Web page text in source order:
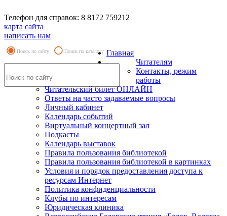
Телефон для справок: 8 8172 759212
карта сайта
написать нам
Поиск по сайту Поиск по каталогу Главная
Читателям
Контакты, режим
работы
Читательский билет ОНЛАЙН
Ответы на часто задаваемые вопросы
Личный кабинет
Календарь событий
Виртуальный концертный зал
Подкасты
Календарь выставок
Правила пользования библиотекой
Правила пользования библиотекой в картинках
Условия и порядок предоставления доступа к
ресурсам Интернет
Политика конфиденциальности
Клубы по интересам
Юридическая клиника